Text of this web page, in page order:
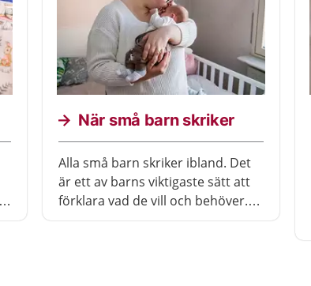
När små barn skriker
Alla små barn skriker ibland. Det
är ett av barns viktigaste sätt att
förklara vad de vill och behöver.